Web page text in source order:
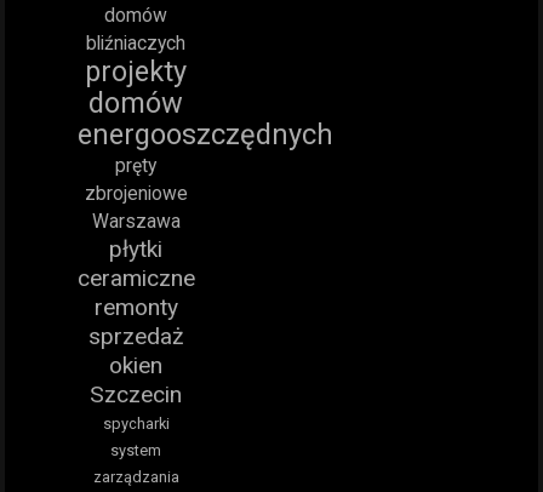
domów
bliźniaczych
projekty
domów
energooszczędnych
pręty
zbrojeniowe
Warszawa
płytki
ceramiczne
remonty
sprzedaż
okien
Szczecin
spycharki
system
zarządzania